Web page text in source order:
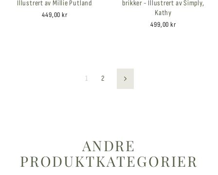
Illustrert av Millie Putland
449,00 kr
brikker - Illustrert av Simply,
Kathy
499,00 kr
1 2 Neste
ANDRE
PRODUKTKATEGORIER